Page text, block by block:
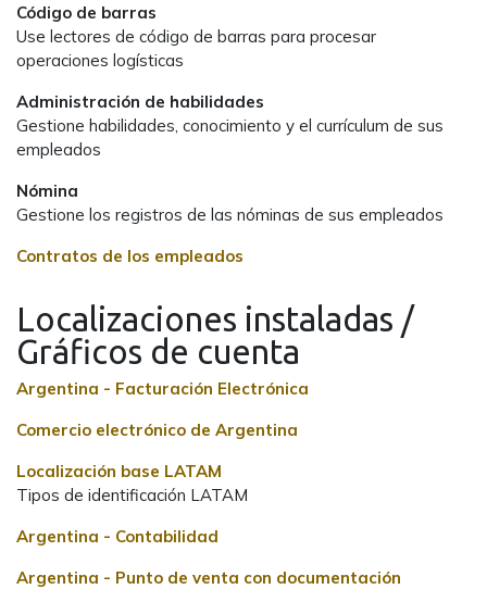
Código de barras
Use lectores de código de barras para procesar
operaciones logísticas
Administración de habilidades
Gestione habilidades, conocimiento y el currículum de sus
empleados
Nómina
Gestione los registros de las nóminas de sus empleados
Contratos de los empleados
Localizaciones instaladas /
Gráficos de cuenta
Argentina - Facturación Electrónica
Comercio electrónico de Argentina
Localización base LATAM
Tipos de identificación LATAM
Argentina - Contabilidad
Argentina - Punto de venta con documentación